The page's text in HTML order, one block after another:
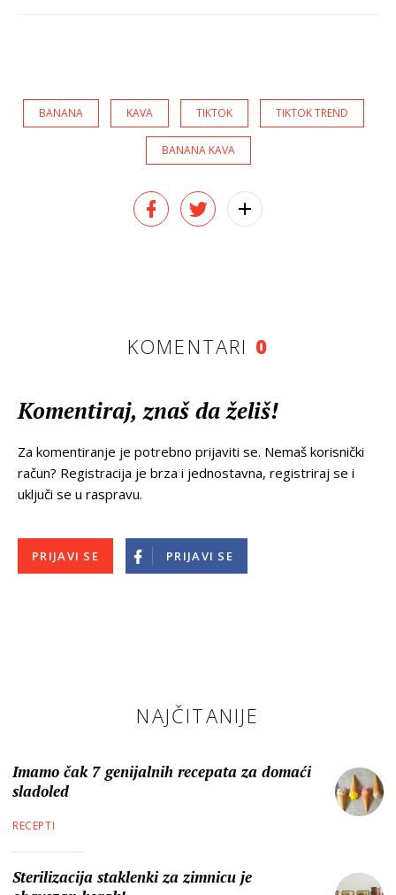
BANANA KAVA TIKTOK TIKTOK TREND
BANANA KAVA
KOMENTARI 0
Komentiraj, znaš da želiš!
Za komentiranje je potrebno prijaviti se. Nemaš korisnički
račun? Registracija je brza i jednostavna, registriraj se i
uključi se u raspravu.
PRIJAVI SE PRIJAVI SE
NAJČITANIJE
Imamo čak 7 genijalnih recepata za domaći
sladoled
RECEPTI
Sterilizacija staklenki za zimnicu je